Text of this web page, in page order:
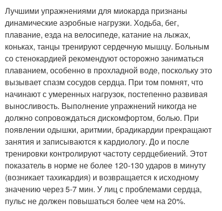
Лучшими упражнениями для миокарда признаны
динамические аэробные нагрузки. Ходьба, бег,
плавание, езда на велосипеде, катание на лыжах,
коньках, танцы тренируют сердечную мышцу. Больным
со стенокардией рекомендуют осторожно заниматься
плаванием, особенно в прохладной воде, поскольку это
вызывает спазм сосудов сердца. При том помнят, что
начинают с умеренных нагрузок, постепенно развивая
выносливость. Выполнение упражнений никогда не
должно сопровождаться дискомфортом, болью. При
появлении одышки, аритмии, брадикардии прекращают
занятия и записываются к кардиологу. До и после
тренировки контролируют частоту сердцебиений. Этот
показатель в норме не более 120-130 ударов в минуту
(возникает тахикардия) и возвращается к исходному
значению через 5-7 мин. У лиц с проблемами сердца,
пульс не должен повышаться более чем на 20%.